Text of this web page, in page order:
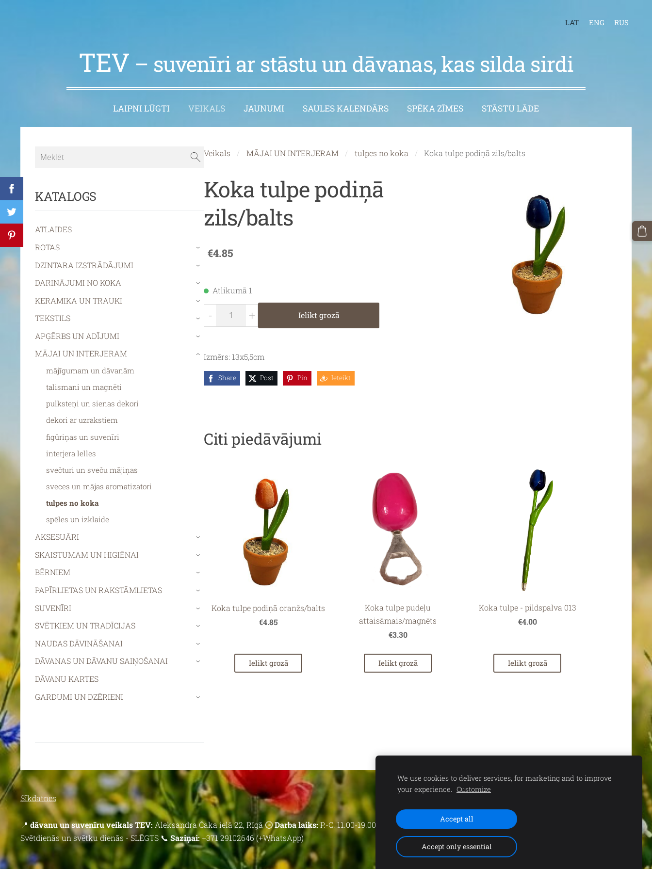
LAT ENG RUS
TEV – suvenīri ar stāstu un dāvanas, kas silda sirdi
LAIPNI LŪGTI VEIKALS JAUNUMI SAULES KALENDĀRS SPĒKA ZĪMES STĀSTU LĀDE
KATALOGS
ATLAIDES
ROTAS
›
DZINTARA IZSTRĀDĀJUMI ›
DARINĀJUMI NO KOKA ›
KERAMIKA UN TRAUKI ›
TEKSTILS ›
APĢĒRBS UN ADĪJUMI ›
MĀJAI UN INTERJERAM
mājīgumam un dāvanām
talismani un magnēti
pulksteņi un sienas dekori
dekori ar uzrakstiem
figūriņas un suvenīri
interjera lelles
svečturi un sveču mājiņas
sveces un mājas aromatizatori
tulpes no koka
spēles un izklaide
›
AKSESUĀRI ›
SKAISTUMAM UN HIGIĒNAI ›
BĒRNIEM ›
PAPĪRLIETAS UN RAKSTĀMLIETAS ›
SUVENĪRI ›
SVĒTKIEM UN TRADĪCIJAS ›
NAUDAS DĀVINĀŠANAI ›
DĀVANAS UN DĀVANU SAIŅOŠANAI ›
DĀVANU KARTES
GARDUMI UN DZĒRIENI
›
Veikals MĀJAI UN INTERJERAM tulpes no koka Koka tulpe podiņā zils/balts
Koka tulpe podiņā
zils/balts
€4.85
Atlikumā 1
- + Ielikt grozā
Izmērs: 13x5,5cm
Share Post Pin Ieteikt
Citi piedāvājumi
Koka tulpe podiņā oranžs/balts
€4.85
Ielikt grozā
Koka tulpe pudeļu
attaisāmais/magnēts
€3.30
Ielikt grozā
Koka tulpe - pildspalva 013
€4.00
Ielikt grozā
Sīkdatnes
📍 dāvanu un suvenīru veikals TEV: Aleksandra Čaka ielā 22, Rīgā 🕒Darba laiks:P.-C. 11.00-19.00 | P. 11.00-18.00 | S. 11.00-15.00 |
Svētdienās un svētku dienās - SLĒGTS 📞Saziņai:+371 29102646 (+WhatsApp)
We use cookies to deliver services, for marketing and to improve
your experience. Customize
Accept all
Accept only essential